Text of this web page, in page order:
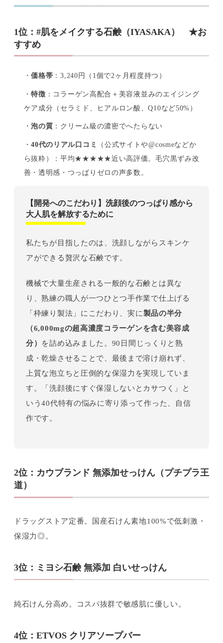
1位：#肌をメイクする石鹸（IYASAKA） ★お
すすめ
・価格帯 ：3,240円（1個で2ヶ月程度持つ）
・特徴 ：コラーゲン高配合＋美容液並みのエイジング
ケア成分（セラミド、ヒアルロン酸、Q10など50%）
・泡の質 ：クリーム級の濃密でへたらない
・40代のリアル口コミ
（公式サイトや@cosmeなどか
ら抜粋）：平均★★★★★近い高評価。毛穴黒ずみ改
善・透明感・つっぱりゼロの声多数。
【開発へのこだわり】洗顔後のつっぱり感から
大人肌を解放するために
私たちが目指したのは、洗顔しながらスキンケ
アができる贅沢な石鹸です。
機械で大量生産される一般的な石鹸とは異な
り、熟練の職人が一つひとつ手作業で仕上げる
「枠練り製法」にこだわり、実に製品の半分
（6,000mgの超高濃度コラーゲンを含む美容成
分） を詰め込みました。90日間じっくりと熟
成・乾燥させることで、最後まで溶け崩れず、
上質な泡立ちと圧倒的な保湿力を実現していま
す。「洗顔後にすぐ保湿しないとカサつく」と
いう40代特有の悩みに寄り添って作った、自信
作です。
2位：カウブランド 無添加せっけん（プチプラ王
道）
ドラッグストア定番。国産石けん素地100%で低刺激・
保湿力◎。
3位：ミヨシ石鹸 無添加 白いせっけん
純石けん分高め。コスパ抜群で敏感肌に優しい。
4位：ETVOS クリアソープバー